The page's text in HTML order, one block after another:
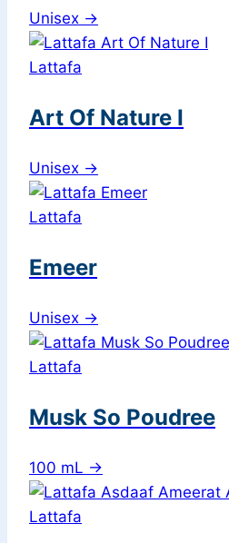
Unisex →
Lattafa
Art Of Nature I
Unisex →
Lattafa
Emeer
Unisex →
Lattafa
Musk So Poudree
100 mL →
Lattafa